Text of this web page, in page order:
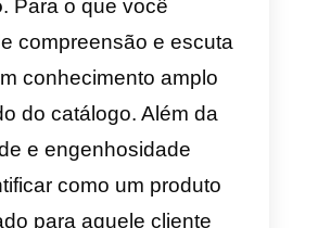
comunicação porque a
correta deve ser
de forma
para que o
certo chegue até ela.